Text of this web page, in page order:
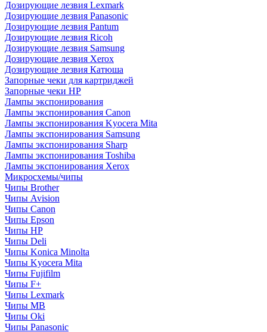
Дозирующие лезвия Lexmark
Дозирующие лезвия Panasonic
Дозирующие лезвия Pantum
Дозирующие лезвия Ricoh
Дозирующие лезвия Samsung
Дозирующие лезвия Xerox
Дозирующие лезвия Катюша
Запорные чеки для картриджей
Запорные чеки HP
Лампы экспонирования
Лампы экспонирования Canon
Лампы экспонирования Kyocera Mita
Лампы экспонирования Samsung
Лампы экспонирования Sharp
Лампы экспонирования Toshiba
Лампы экспонирования Xerox
Микросхемы/чипы
Чипы Brother
Чипы Avision
Чипы Canon
Чипы Epson
Чипы HP
Чипы Deli
Чипы Konica Minolta
Чипы Kyocera Mita
Чипы Fujifilm
Чипы F+
Чипы Lexmark
Чипы MB
Чипы Oki
Чипы Panasonic